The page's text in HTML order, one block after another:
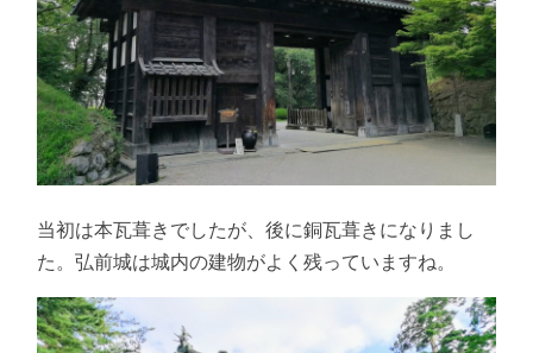
当初は本瓦葺きでしたが、後に銅瓦葺きになりまし
た。弘前城は城内の建物がよく残っていますね。